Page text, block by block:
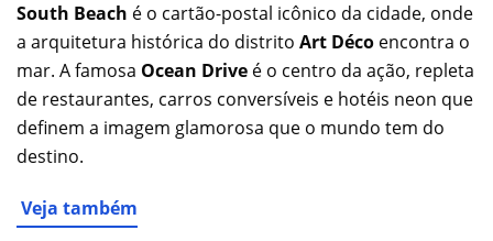
South Beach é o cartão-postal icônico da cidade, onde
a arquitetura histórica do distrito Art Déco encontra o
mar. A famosa Ocean Drive é o centro da ação, repleta
de restaurantes, carros conversíveis e hotéis neon que
definem a imagem glamorosa que o mundo tem do
destino.
Veja também